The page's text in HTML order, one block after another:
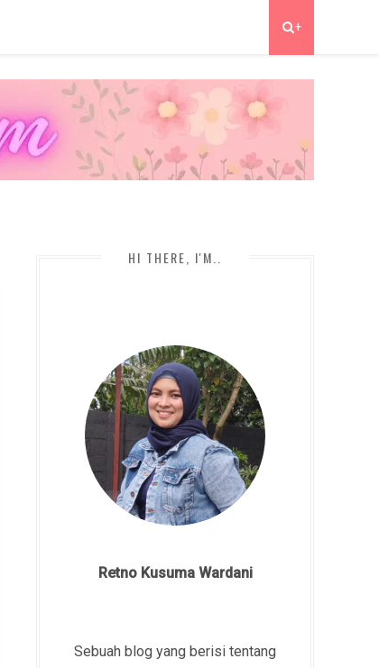
+
HI THERE, I'M..
Retno Kusuma Wardani
Sebuah blog yang berisi tentang